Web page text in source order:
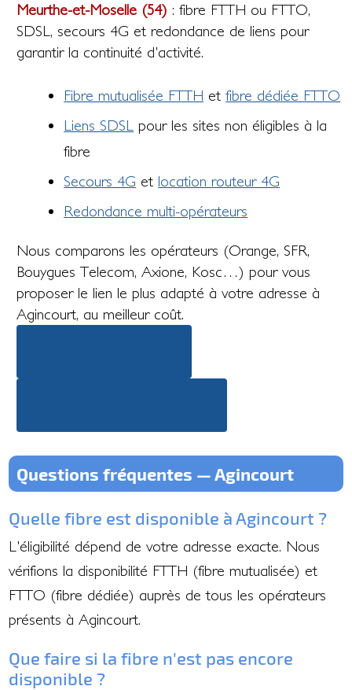
Meurthe-et-Moselle (54) : fibre FTTH ou FTTO,
SDSL, secours 4G et redondance de liens pour
garantir la continuité d'activité.
Fibre mutualisée FTTH etfibre dédiée FTTO
Liens SDSL
pour les sites non éligibles à la
fibre
Secours 4G et location routeur 4G
Redondance multi-opérateurs
Nous comparons les opérateurs (Orange, SFR,
Bouygues Telecom, Axione, Kosc…) pour vous
proposer le lien le plus adapté à votre adresse à
Agincourt, au meilleur coût.
Questions fréquentes — Agincourt
Quelle fibre est disponible à Agincourt ?
L'éligibilité dépend de votre adresse exacte. Nous
vérifions la disponibilité FTTH (fibre mutualisée) et
FTTO (fibre dédiée) auprès de tous les opérateurs
présents à Agincourt.
Que faire si la fibre n'est pas encore
disponible ?